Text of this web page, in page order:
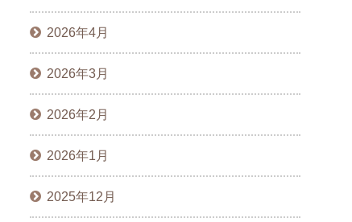
2026年4月
2026年3月
2026年2月
2026年1月
2025年12月